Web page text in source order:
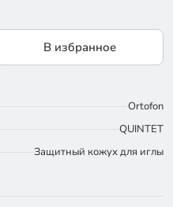
В избранное
Ortofon
QUINTET
Защитный кожух для иглы